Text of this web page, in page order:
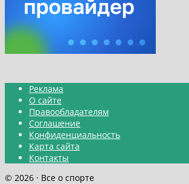
Реклама
О сайте
Правообладателям
Соглашение
Конфиденциальность
Карта сайта
Контакты
© 2026 · Все о спорте